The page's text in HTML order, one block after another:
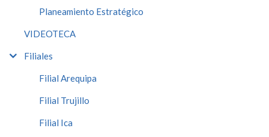
Planeamiento Estratégico
VIDEOTECA
Filiales
Filial Arequipa
Filial Trujillo
Filial Ica